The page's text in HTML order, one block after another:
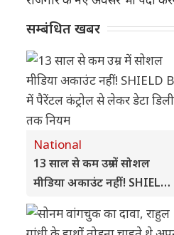
सम्बंधित खबर
National
13 साल से कम उम्र में सोशल
मीडिया अकाउंट नहीं! SHIELD
Bill में पैरेंटल कंट्रोल से लेकर डेटा
डिलीट तक नियम